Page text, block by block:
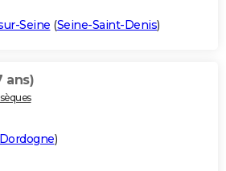
Seine (Seine-Saint-Denis)
ans)
)